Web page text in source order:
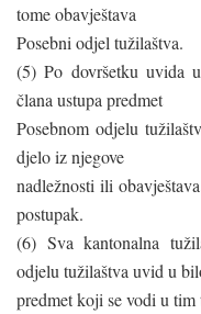
tome obavještava
Posebni odjel tužilaštva.
(5) Po dovršetku uvida
člana ustupa predmet
Posebnom odjelu
djelo iz njegove
nadležnosti ili
postupak.
(6) Sva kantonalna
odjelu tužilaštva uvid u
predmet koji se vodi u tim